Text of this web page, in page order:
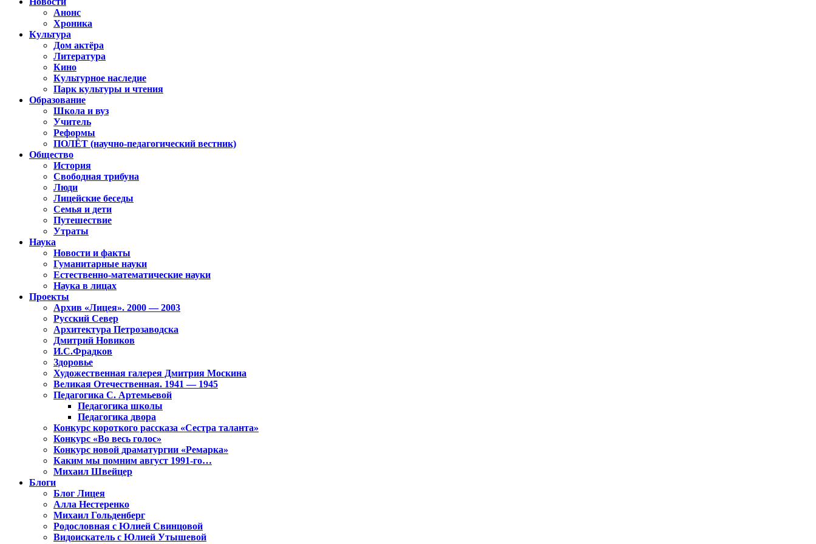
Анонс
Хроника
Культура
Дом актёра
Литература
Кино
Культурное наследие
Парк культуры и чтения
Образование
Школа и вуз
Учитель
Реформы
ПОЛЁТ (научно-педагогический вестник)
Общество
История
Свободная трибуна
Люди
Лицейские беседы
Семья и дети
Путешествие
Утраты
Наука
Новости и факты
Гуманитарные науки
Естественно-математические науки
Наука в лицах
Проекты
Архив «Лицея». 2000 — 2003
Русский Север
Архитектура Петрозаводска
Дмитрий Новиков
И.С.Фрадков
Здоровье
Художественная галерея Дмитрия Москина
Великая Отечественная. 1941 — 1945
Педагогика С. Артемьевой
Педагогика школы
Педагогика двора
Конкурс короткого рассказа «Сестра таланта»
Конкурс «Во весь голос»
Конкурс новой драматургии «Ремарка»
Каким мы помним август 1991-го…
Михаил Швейцер
Блоги
Блог Лицея
Алла Нестеренко
Михаил Гольденберг
Родословная с Юлией Свинцовой
Видоискатель с Юлией Утышевой